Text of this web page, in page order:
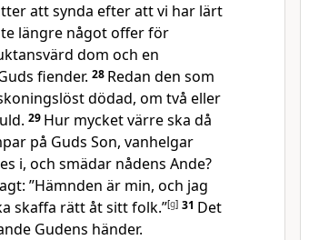
att synda efter att vi har lärt
längre något offer för
dom och en
fiender. 28 Redan den som
dödad, om två eller
29 Hur mycket värre ska då
på Guds Son, vanhelgar
i, och smädar nådens Ande?
”Hämnden är min, och jag
skaffa rätt åt sitt folk.”[g] 31 Det
Gudens händer.